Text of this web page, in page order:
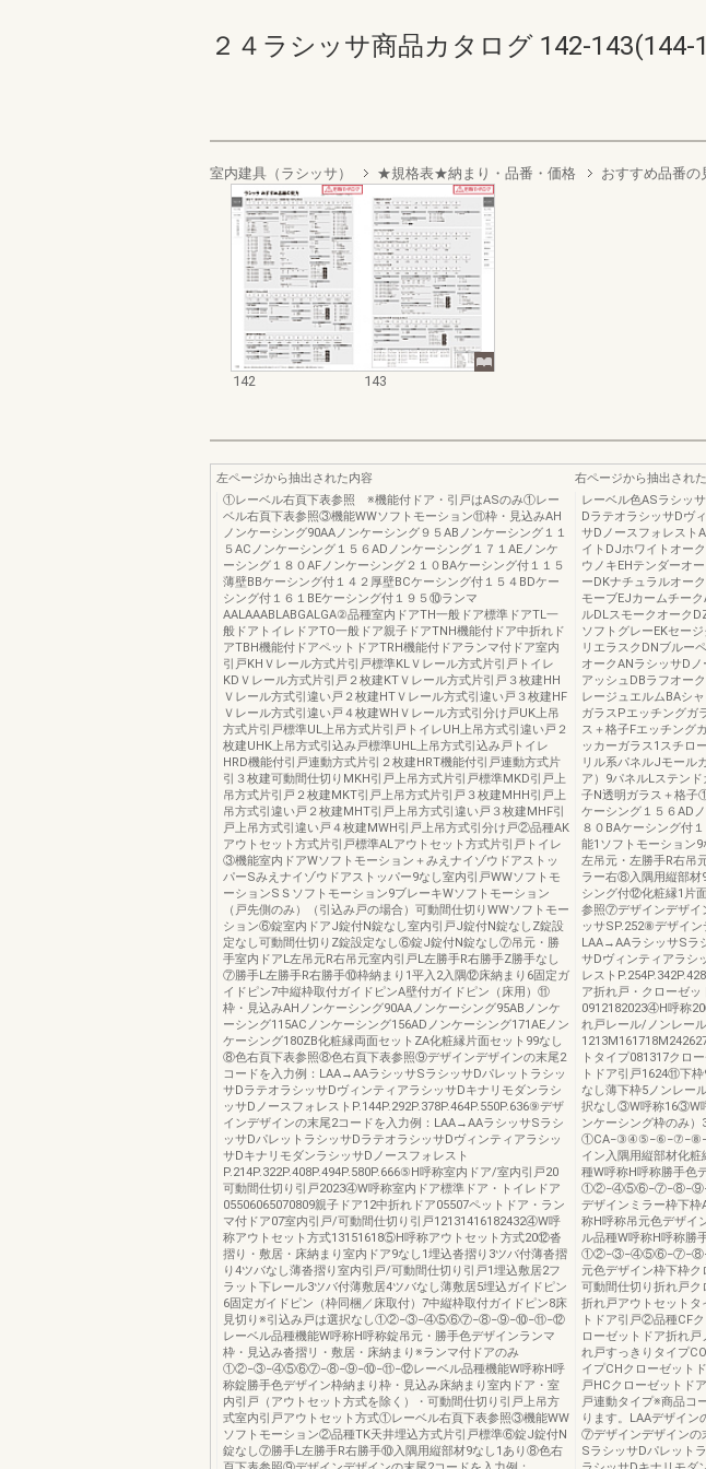
２４ラシッサ商品カタログ 142-143(144-
室内建具（ラシッサ） ★規格表★納まり・品番・価格 おすすめ品番の
142 143
左ページから抽出された内容
①レーベル右頁下表参照 ※機能付ドア・引戸はASのみ①レー
ベル右頁下表参照③機能WWソフトモーション⑪枠・見込みAH
ノンケーシング90AAノンケーシング９５ABノンケーシング１１
５ACノンケーシング１５６ADノンケーシング１７１AEノンケ
ーシング１８０AFノンケーシング２１０BAケーシング付１１５
薄壁BBケーシング付１４２厚壁BCケーシング付１５４BDケー
シング付１６１BEケーシング付１９５⑩ランマ
AALAAABLABGALGA②品種室内ドアTH一般ドア標準ドアTL一
般ドアトイレドアTO一般ドア親子ドアTNH機能付ドア中折れド
アTBH機能付ドアペットドアTRH機能付ドアランマ付ドア室内
引戸KHＶレール方式片引戸標準KLＶレール方式片引戸トイレ
KDＶレール方式片引戸２枚建KTＶレール方式片引戸３枚建HH
Ｖレール方式引違い戸２枚建HTＶレール方式引違い戸３枚建HF
Ｖレール方式引違い戸４枚建WHＶレール方式引分け戸UK上吊
方式片引戸標準UL上吊方式片引戸トイレUH上吊方式引違い戸２
枚建UHK上吊方式引込み戸標準UHL上吊方式引込み戸トイレ
HRD機能付引戸連動方式片引２枚建HRT機能付引戸連動方式片
引３枚建可動間仕切りMKH引戸上吊方式片引戸標準MKD引戸上
吊方式片引戸２枚建MKT引戸上吊方式片引戸３枚建MHH引戸上
吊方式引違い戸２枚建MHT引戸上吊方式引違い戸３枚建MHF引
戸上吊方式引違い戸４枚建MWH引戸上吊方式引分け戸②品種AK
アウトセット方式片引戸標準ALアウトセット方式片引戸トイレ
③機能室内ドアWソフトモーション＋みえナイゾウドアストッ
パーSみえナイゾウドアストッパー9なし室内引戸WWソフトモ
ーションSＳソフトモーション9ブレーキWソフトモーション
（戸先側のみ）（引込み戸の場合）可動間仕切りWWソフトモー
ション⑥錠室内ドアJ錠付N錠なし室内引戸J錠付N錠なしZ錠設
定なし可動間仕切りZ錠設定なし⑥錠J錠付N錠なし⑦吊元・勝
手室内ドアL左吊元R右吊元室内引戸L左勝手R右勝手Z勝手なし
⑦勝手L左勝手R右勝手⑩枠納まり1平入2入隅⑫床納まり6固定ガ
イドピン7中縦枠取付ガイドピンA壁付ガイドピン（床用）⑪
枠・見込みAHノンケーシング90AAノンケーシング95ABノンケ
ーシング115ACノンケーシング156ADノンケーシング171AEノン
ケーシング180ZB化粧縁両面セットZA化粧縁片面セット99なし
⑧色右頁下表参照⑧色右頁下表参照⑨デザインデザインの末尾2
コードを入力例：LAA→AAラシッサSラシッサDパレットラシッ
サDラテオラシッサDヴィンティアラシッサDキナリモダンラシ
ッサDノースフォレストP.144P.292P.378P.464P.550P.636⑨デザ
インデザインの末尾2コードを入力例：LAA→AAラシッサSラシ
ッサDパレットラシッサDラテオラシッサDヴィンティアラシッ
サDキナリモダンラシッサDノースフォレスト
P.214P.322P.408P.494P.580P.666⑤H呼称室内ドア/室内引戸20
可動間仕切り引戸2023④W呼称室内ドア標準ドア・トイレドア
05506065070809親子ドア12中折れドア05507ペットドア・ラン
マ付ドア07室内引戸/可動間仕切り引戸12131416182432④W呼
称アウトセット方式13151618⑤H呼称アウトセット方式20⑫沓
摺り・敷居・床納まり室内ドア9なし1埋込沓摺り3ツバ付薄沓摺
り4ツバなし薄沓摺り室内引戸/可動間仕切り引戸1埋込敷居2フ
ラット下レール3ツバ付薄敷居4ツバなし薄敷居5埋込ガイドピン
6固定ガイドピン（枠同梱／床取付）7中縦枠取付ガイドピン8床
見切り※引込み戸は選択なし①②−③−④⑤⑥⑦−⑧−⑨−⑩−⑪−⑫
レーベル品種機能W呼称H呼称錠吊元・勝手色デザインランマ
枠・見込み沓摺リ・敷居・床納まり※ランマ付ドアのみ
①②−③−④⑤⑥⑦−⑧−⑨−⑩−⑪−⑫レーベル品種機能W呼称H呼
称錠勝手色デザイン枠納まり枠・見込み床納まり室内ドア・室
内引戸（アウトセット方式を除く）・可動間仕切り引戸上吊方
式室内引戸アウトセット方式①レーベル右頁下表参照③機能WW
ソフトモーション②品種TK天井埋込方式片引戸標準⑥錠J錠付N
錠なし⑦勝手L左勝手R右勝手⑩入隅用縦部材9なし1あり⑧色右
右ページから抽出され
レーベル色ASラシッ
DラテオラシッサDヴ
サDノースフォレスト
イトDJホワイトオー
ウノキEHテンダーオ
ーDKナチュラルオー
モーブEJカームチー
ルDLスモークオーク
ソフトグレーEKセー
リエラスクDNブルー
オークANラシッサD
アッシュDBラフオー
レージュエルムBAシ
ガラスPエッチングガ
ス＋格子Fエッチング
ッカーガラス1スチロ
リル系パネルJモール
ア）9パネルLステン
子N透明ガラス＋格
ケーシング１５６AD
８０BAケーシング付
能1ソフトモーション
左吊元・左勝手R右吊
ラー右⑧入隅用縦部材
シング付⑫化粧縁1片
参照⑦デザインデザイ
ッサSP.252⑧デザイン
LAA→AAラシッサSラ
サDヴィンティアラシ
レスト
ア折れ戸・クローゼ
0912182023④H呼称
れ戸レール/ノンレー
トタイプ081317クロ
トドア引戸1624⑪下
なし薄下枠5ノンレー
択なし③W呼称16③W
ンケーシング枠のみ
①CA−③④⑤−⑥−⑦−⑧−⑨
イン入隅用縦部材化
種W呼称H呼称勝手色
デザインミラー枠下
称H呼称吊元色デ
ル品種W呼称H呼称勝
元色デザイン枠下枠
可動間仕切り折れ戸ク
折れ戸アウトセットタ
トドア引戸②品種CF
ローゼットドア折れ
れ戸すっきりタイプ
イプCHクローゼット
戸HCクローゼットド
戸連動タイプ※商品コ
ります。LAAデザイ
⑦デザインデザインの
SラシッサDパレット